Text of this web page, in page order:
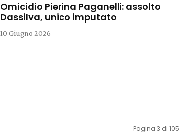
Omicidio Pierina Paganelli: assolto
Dassilva, unico imputato
10 Giugno 2026
Pagina 3 di 105